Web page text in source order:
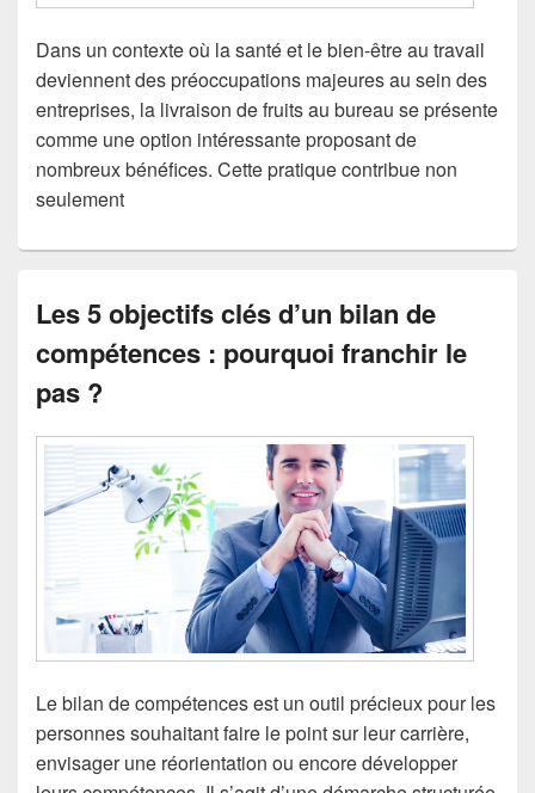
Dans un contexte où la santé et le bien-être au travail
deviennent des préoccupations majeures au sein des
entreprises, la livraison de fruits au bureau se présente
comme une option intéressante proposant de
nombreux bénéfices. Cette pratique contribue non
seulement
Les 5 objectifs clés d’un bilan de
compétences : pourquoi franchir le
pas ?
Le bilan de compétences est un outil précieux pour les
personnes souhaitant faire le point sur leur carrière,
envisager une réorientation ou encore développer